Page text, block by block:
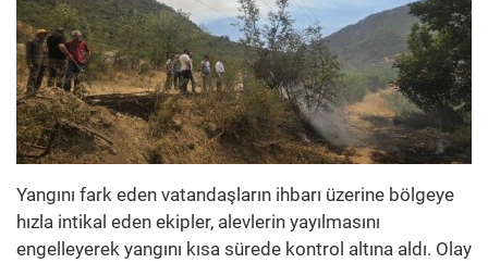
Yangını fark eden vatandaşların ihbarı üzerine bölgeye
hızla intikal eden ekipler, alevlerin yayılmasını
engelleyerek yangını kısa sürede kontrol altına aldı. Olay